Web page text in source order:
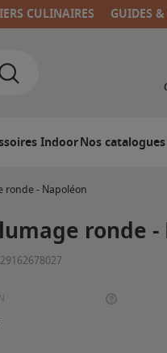
CULINAIRES GUIDES
IndoorNos
ronde - Napoléon
ronde -